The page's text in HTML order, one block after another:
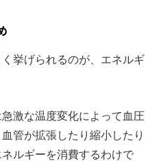
挙げられるのが、エネルギ
激な温度変化によって血圧
管が拡張したり縮小したり
ルギーを消費するわけで